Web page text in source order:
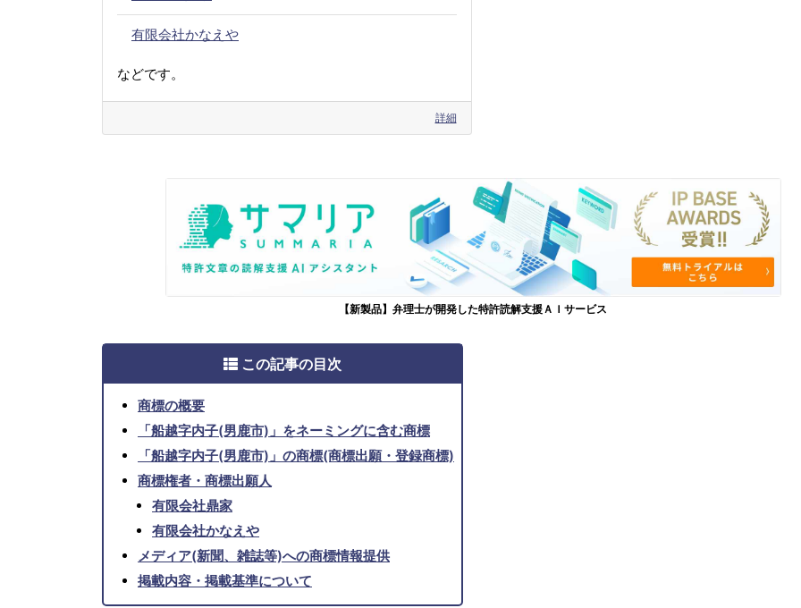
有限会社かなえや
などです。
詳細
【新製品】弁理士が開発した特許読解支援ＡＩサービス
この記事の目次
商標の概要
「船越字内子(男鹿市)」をネーミングに含む商標
「船越字内子(男鹿市)」の商標(商標出願・登録商標)
商標権者・商標出願人
有限会社鼎家
有限会社かなえや
メディア(新聞、雑誌等)への商標情報提供
掲載内容・掲載基準について